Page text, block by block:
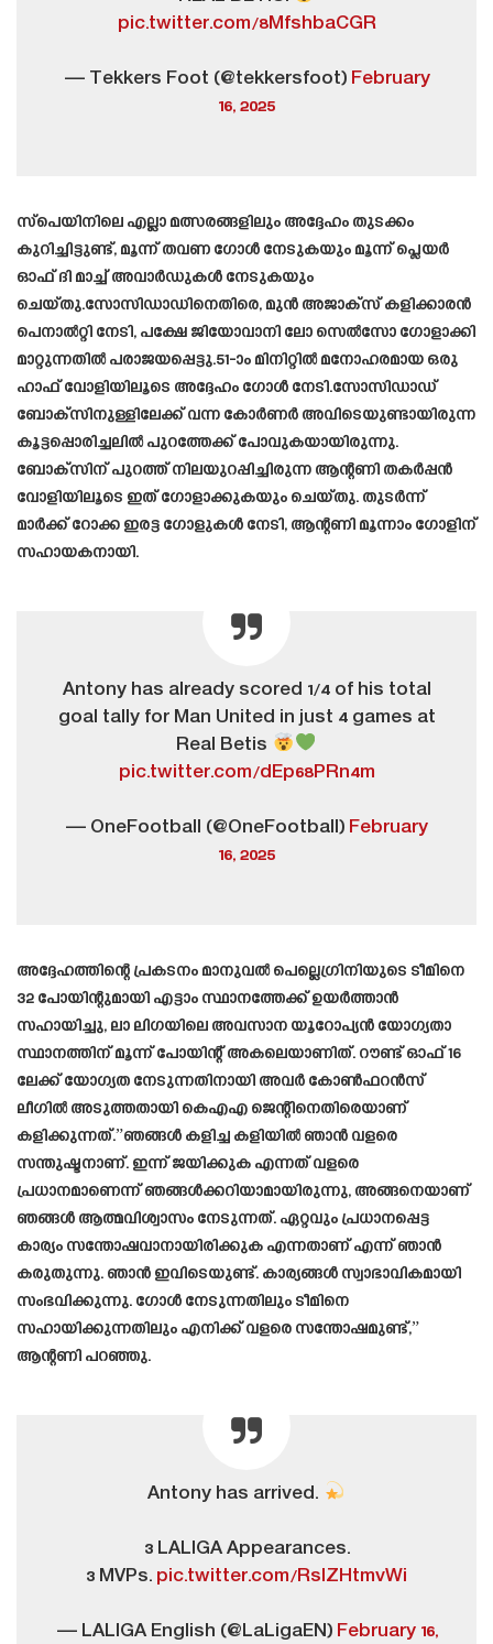
pic.twitter.com/8MfshbaCGR
— Tekkers Foot (@tekkersfoot) February
16, 2025
സ്പെയിനിലെ എല്ലാ മത്സരങ്ങളിലും അദ്ദേഹം തുടക്കം
കുറിച്ചിട്ടുണ്ട്, മൂന്ന് തവണ ഗോൾ നേടുകയും മൂന്ന് പ്ലെയർ
ഓഫ് ദി മാച്ച് അവാർഡുകൾ നേടുകയും
ചെയ്തു.സോസിഡാഡിനെതിരെ, മുൻ അജാക്സ് കളിക്കാരൻ
പെനാൽറ്റി നേടി, പക്ഷേ ജിയോവാനി ലോ സെൽസോ ഗോളാക്കി
മാറ്റുന്നതിൽ പരാജയപ്പെട്ടു.51-ാം മിനിറ്റിൽ മനോഹരമായ ഒരു
ഹാഫ് വോളിയിലൂടെ അദ്ദേഹം ഗോൾ നേടി.സോസിഡാഡ്‌
ബോക്‌സിനുള്ളിലേക്ക്‌ വന്ന കോർണർ അവിടെയുണ്ടായിരുന്ന
കൂട്ടപ്പൊരിച്ചലിൽ പുറത്തേക്ക്‌ പോവുകയായിരുന്നു.
ബോക്‌സിന്‌ പുറത്ത്‌ നിലയുറപ്പിച്ചിരുന്ന ആന്റണി തകർപ്പൻ
വോളിയിലൂടെ ഇത്‌ ഗോളാക്കുകയും ചെയ്തു. തുടർന്ന്
മാർക്ക് റോക്ക ഇരട്ട ഗോളുകൾ നേടി, ആന്റണി മൂന്നാം ഗോളിന്
സഹായകനായി.
Antony has already scored 1/4 of his total
goal tally for Man United in just 4 games at
Real Betis
pic.twitter.com/dEp68PRn4m
— OneFootball (@OneFootball) February
16, 2025
അദ്ദേഹത്തിന്റെ പ്രകടനം മാനുവൽ പെല്ലെഗ്രിനിയുടെ ടീമിനെ
32 പോയിന്റുമായി എട്ടാം സ്ഥാനത്തേക്ക് ഉയർത്താൻ
സഹായിച്ചു, ലാ ലിഗയിലെ അവസാന യൂറോപ്യൻ യോഗ്യതാ
സ്ഥാനത്തിന് മൂന്ന് പോയിന്റ് അകലെയാണിത്. റൗണ്ട് ഓഫ് 16
ലേക്ക് യോഗ്യത നേടുന്നതിനായി അവർ കോൺഫറൻസ്
ലീഗിൽ അടുത്തതായി കെഎഎ ജെന്റിനെതിരെയാണ്
കളിക്കുന്നത്.”ഞങ്ങൾ കളിച്ച കളിയിൽ ഞാൻ വളരെ
സന്തുഷ്ടനാണ്. ഇന്ന് ജയിക്കുക എന്നത് വളരെ
പ്രധാനമാണെന്ന് ഞങ്ങൾക്കറിയാമായിരുന്നു, അങ്ങനെയാണ്
ഞങ്ങൾ ആത്മവിശ്വാസം നേടുന്നത്. ഏറ്റവും പ്രധാനപ്പെട്ട
കാര്യം സന്തോഷവാനായിരിക്കുക എന്നതാണ് എന്ന് ഞാൻ
കരുതുന്നു. ഞാൻ ഇവിടെയുണ്ട്. കാര്യങ്ങൾ സ്വാഭാവികമായി
സംഭവിക്കുന്നു. ഗോൾ നേടുന്നതിലും ടീമിനെ
സഹായിക്കുന്നതിലും എനിക്ക് വളരെ സന്തോഷമുണ്ട്,”
ആന്റണി പറഞ്ഞു.
Antony has arrived.
3 LALIGA Appearances.
3 MVPs. pic.twitter.com/RslZHtmvWi
— LALIGA English (@LaLigaEN) February 16,